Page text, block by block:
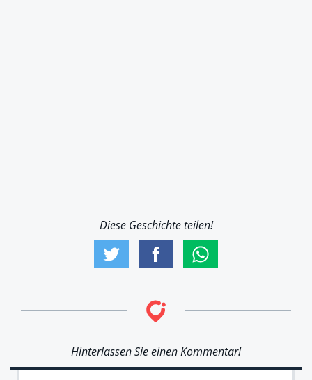
Diese Geschichte teilen!
Hinterlassen Sie einen Kommentar!